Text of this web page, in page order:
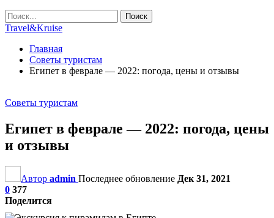
Travel&Kruise
Главная
Советы туристам
Египет в феврале — 2022: погода, цены и отзывы
Советы туристам
Египет в феврале — 2022: погода, цены
и отзывы
Автор admin Последнее обновление Дек 31, 2021
0 377
Поделится